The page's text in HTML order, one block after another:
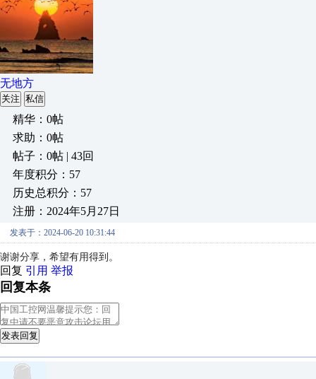
无地方
关注 私信
精华：0帖
求助：0帖
帖子：0帖 | 43回
年度积分：57
历史总积分：57
注册：2024年5月27日
发表于：2024-06-20 10:31:44
谢谢分享，希望有用得到。
回复 引用 举报
回复本条
发表回复